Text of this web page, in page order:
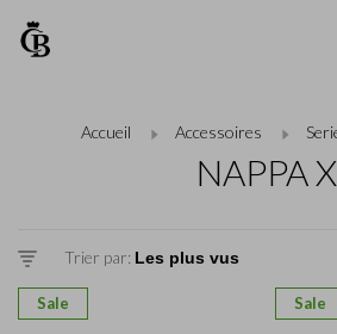
Accueil Accessoires
NAPPA X
Trier par:
Sale Sale